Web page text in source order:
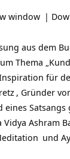
window |
aus dem
Thema
für
, Gründer
eines
Ashram
und